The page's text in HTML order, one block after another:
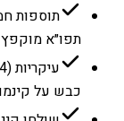
תוספות
תפו״א מוקפץ
כבש על